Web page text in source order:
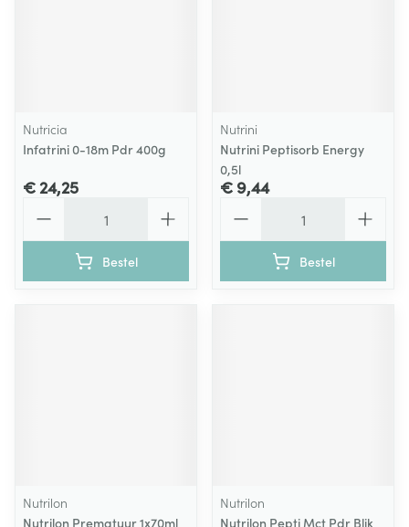
Nutricia
Infatrini 0-18m Pdr 400g
€ 24,25
Bestel
Nutrini
Nutrini Peptisorb Energy
0,5l
€ 9,44
Bestel
Nutrilon
Nutrilon Prematuur 1x70ml
Nutrilon
Nutrilon Pepti Mct Pdr Blik